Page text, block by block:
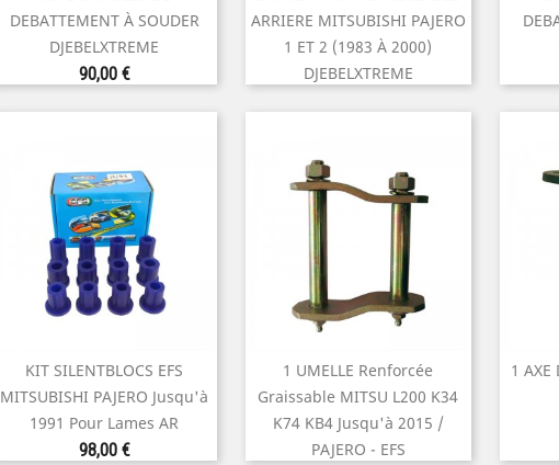
DEBATTEMENT À SOUDER
DJEBELXTREME
Prix
90,00 €
Aperçu rapide
ARRIERE MITSUBISHI PAJERO
1 ET 2 (1983 À 2000)
DJEBELXTREME
Aperçu rapide
KIT SILENTBLOCS EFS
MITSUBISHI PAJERO Jusqu'à
1991 Pour Lames AR
Prix
98,00 €
Aperçu rapide
1 UMELLE Renforcée
Graissable MITSU L200 K34
K74 KB4 Jusqu'à 2015 /
PAJERO - EFS
Aperçu rapide
1 AXE